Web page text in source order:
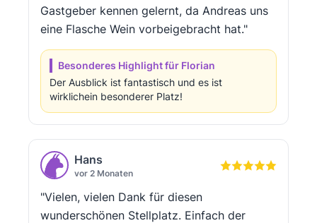
Gastgeber kennen gelernt, da Andreas uns
eine Flasche Wein vorbeigebracht hat."
Besonderes Highlight für Florian
Der Ausblick ist fantastisch und es ist
wirklichein besonderer Platz!
Hans
vor 2 Monaten
"Vielen, vielen Dank für diesen
wunderschönen Stellplatz. Einfach der